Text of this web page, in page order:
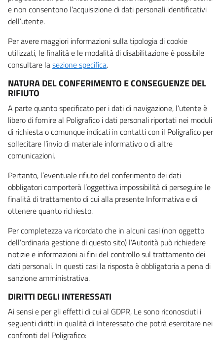
e non consentono l’acquisizione di dati personali identificativi
dell’utente.
Per avere maggiori informazioni sulla tipologia di cookie
utilizzati, le finalità e le modalità di disabilitazione è possibile
consultare lasezione specifica.
NATURA DEL CONFERIMENTO E CONSEGUENZE DEL
RIFIUTO
A parte quanto specificato per i dati di navigazione, l’utente è
libero di fornire al Poligrafico i dati personali riportati nei moduli
di richiesta o comunque indicati in contatti con il Poligrafico per
sollecitare l’invio di materiale informativo o di altre
comunicazioni.
Pertanto, l’eventuale rifiuto del conferimento dei dati
obbligatori comporterà l’oggettiva impossibilità di perseguire le
finalità di trattamento di cui alla presente Informativa e di
ottenere quanto richiesto.
Per completezza va ricordato che in alcuni casi (non oggetto
dell’ordinaria gestione di questo sito) l’Autorità può richiedere
notizie e informazioni ai fini del controllo sul trattamento dei
dati personali. In questi casi la risposta è obbligatoria a pena di
sanzione amministrativa.
DIRITTI DEGLI INTERESSATI
Ai sensi e per gli effetti di cui al GDPR, Le sono riconosciuti i
seguenti diritti in qualità di Interessato che potrà esercitare nei
confronti del Poligrafico: